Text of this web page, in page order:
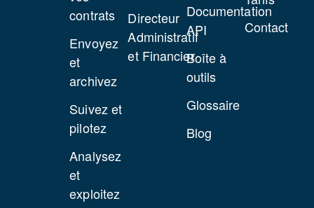
contrats
Envoyez
et
archivez
Suivez et
pilotez
Analysez
et
exploitez
Directeur
Administratif
et Financier
Documentation
API
Boîte à
outils
Glossaire
Blog
Contact